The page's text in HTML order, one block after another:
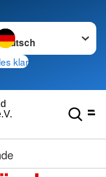
wechseln zu
klar